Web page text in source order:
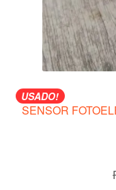
USADO!
SENSOR